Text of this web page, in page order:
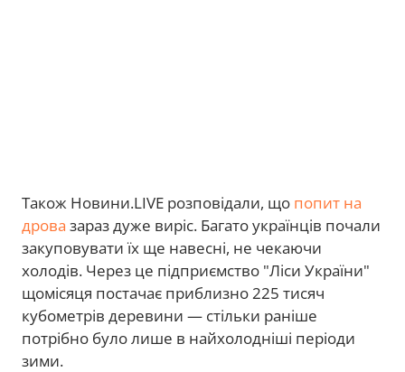
Також Новини.LIVE розповідали, що попит на
дрова зараз дуже виріс. Багато українців почали
закуповувати їх ще навесні, не чекаючи
холодів. Через це підприємство "Ліси України"
щомісяця постачає приблизно 225 тисяч
кубометрів деревини — стільки раніше
потрібно було лише в найхолодніші періоди
зими.